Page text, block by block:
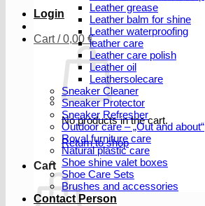
Login
Cart /0,00 €
No products in the cart.
Return to shop
Cart
Leather grease
Leather balm for shine
Leather waterproofing
leather care
Leather care polish
Leather oil
Leathersolecare
Sneaker Cleaner
Sneaker Protector
Sneaker Refresher
Outdoor care – „Out and about“
Royal furniture care
Natural plastic care
Shoe shine valet boxes
Shoe Care Sets
Brushes and accessories
Contact Person